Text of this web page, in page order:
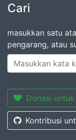
Cari
masukkan satu
pengarang, atau
Donasi untuk
Kontribusi